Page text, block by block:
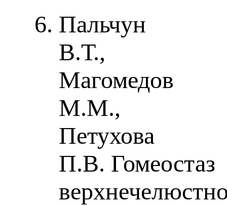
Пальчун
В.Т.,
Магомедов
М.М.,
Петухова
П.В. Гомеостаз